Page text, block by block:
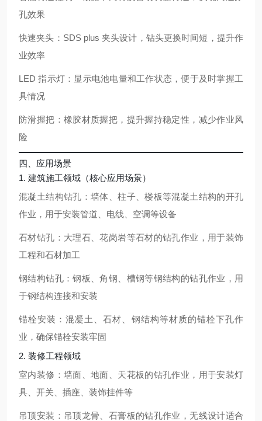
孔效果
快速夹头：SDS plus 夹头设计，钻头更换时间短，提升作
业效率
LED 指示灯：显示电池电量和工作状态，便于及时掌握工
具情况
防滑握把：橡胶材质握把，提升握持稳定性，减少作业风
险
四、应用场景
1. 建筑施工领域（核心应用场景）
混凝土结构钻孔：墙体、柱子、楼板等混凝土结构的开孔
作业，用于安装管道、电线、空调等设备
石材钻孔：大理石、花岗岩等石材的钻孔作业，用于装饰
工程和石材加工
钢结构钻孔：钢板、角钢、槽钢等钢结构的钻孔作业，用
于钢结构连接和安装
锚栓安装：混凝土、石材、钢结构等材质的锚栓下孔作
业，确保锚栓安装牢固
2. 装修工程领域
室内装修：墙面、地面、天花板的钻孔作业，用于安装灯
具、开关、插座、装饰挂件等
吊顶安装：吊顶龙骨、石膏板的钻孔作业，无线设计适合